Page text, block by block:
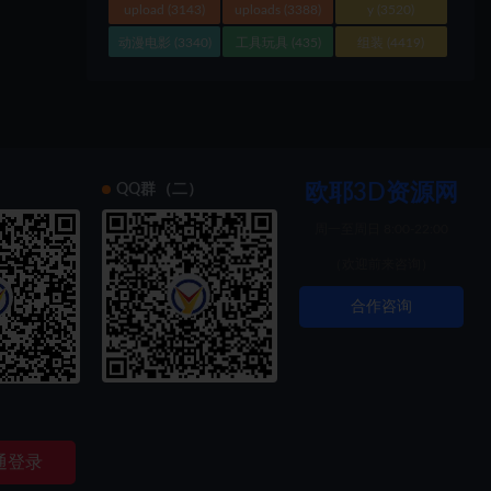
upload (3143) uploads (3388) y (3520)
动漫电影 (3340) 工具玩具 (435) 组装 (4419)
QQ群（二） 欧耶3D资源网
合作咨询
创新
登录